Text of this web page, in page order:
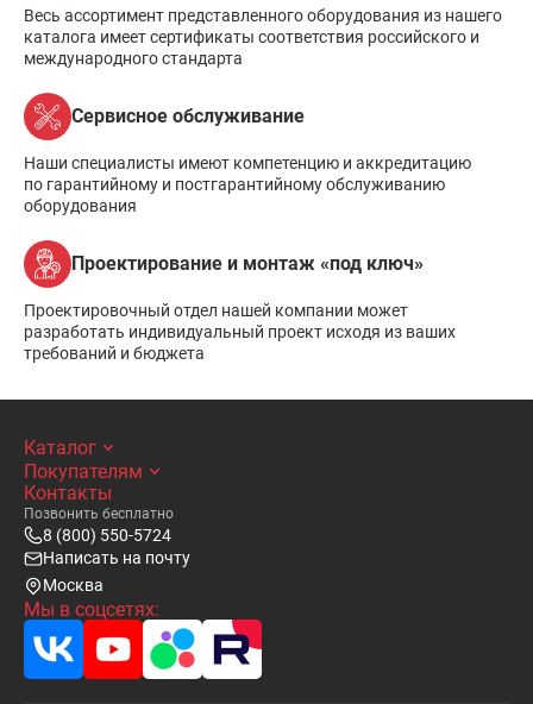
Весь ассортимент представленного оборудования из нашего
каталога имеет сертификаты соответствия российского и
международного стандарта
Сервисное обслуживание
Наши специалисты имеют компетенцию и аккредитацию
по гарантийному и постгарантийному обслуживанию
оборудования
Проектирование и монтаж «под ключ»
Проектировочный отдел нашей компании может
разработать индивидуальный проект исходя из ваших
требований и бюджета
Каталог
Покупателям
Контакты
Позвонить бесплатно
8 (800) 550-5724
Написать на почту
Москва
Мы в соцсетях: